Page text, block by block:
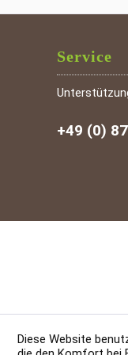
Service
+49 (0)
Diese Website